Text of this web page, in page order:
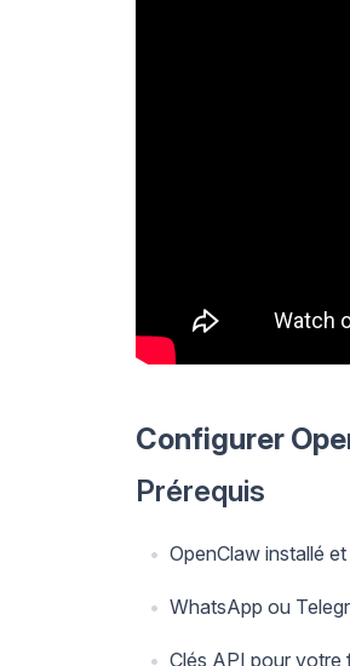
Configurer
Prérequis
OpenClaw installé
WhatsApp ou
Clés API pour votre